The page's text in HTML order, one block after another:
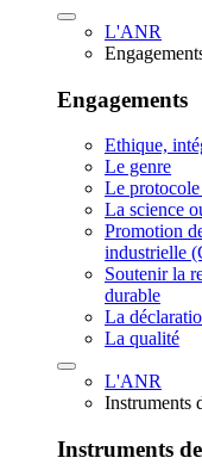
L'ANR
Engagements
Ethique,
Le genre
Le
La science
Promotion
industrielle
Soutenir la
durable
La
La qualité
L'ANR
Instruments
Instruments